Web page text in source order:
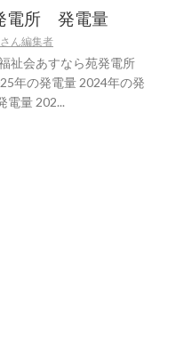
電所 発電量
ん編集者
祉会あすなら苑発電所
年の発電量 2024年の発
電量 202...